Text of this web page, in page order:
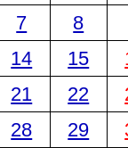
7
8
14 15
21 22
28 29